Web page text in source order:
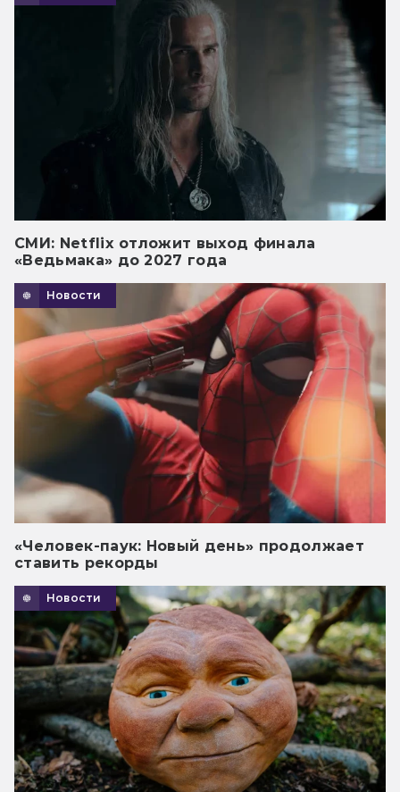
СМИ: Netflix отложит выход финала
«Ведьмака» до 2027 года
Новости
«Человек-паук: Новый день» продолжает
ставить рекорды
Новости